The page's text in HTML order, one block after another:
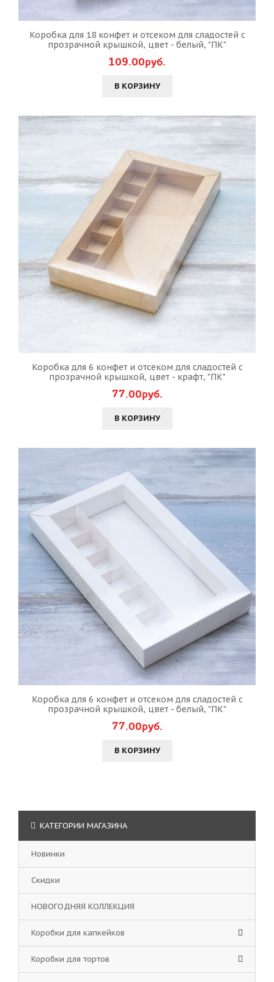
Коробка для 18 конфет и отсеком для сладостей с
прозрачной крышкой, цвет - белый, "ПК"
109.00руб.
В КОРЗИНУ
Коробка для 6 конфет и отсеком для сладостей с
прозрачной крышкой, цвет - крафт, "ПК"
77.00руб.
В КОРЗИНУ
Коробка для 6 конфет и отсеком для сладостей с
прозрачной крышкой, цвет - белый, "ПК"
77.00руб.
В КОРЗИНУ
КАТЕГОРИИ МАГАЗИНА
Новинки
Скидки
НОВОГОДНЯЯ КОЛЛЕКЦИЯ
Коробки для капкейков
Коробки для тортов